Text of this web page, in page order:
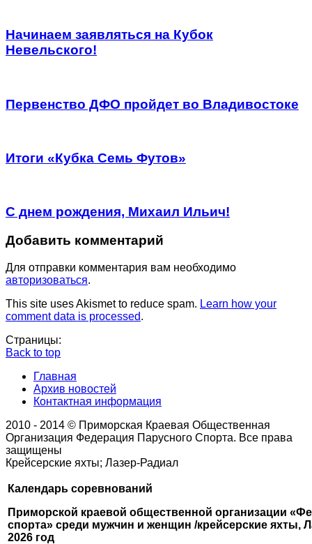
Начинаем заявляться на Кубок
Невельского!
Первенство ДФО пройдет во Владивостоке
Итоги «Кубка Семь Футов»
С днем рождения, Михаил Ильич!
Добавить комментарий
Для отправки комментария вам необходимо
авторизоваться.
This site uses Akismet to reduce spam. Learn how your
comment data is processed.
Страницы:
Back to top
Главная
Архив новостей
Контактная информация
2010 - 2014 © Приморская Краевая Общественная
Организация Федерация Парусного Спорта. Все права
защищены
Крейсерские яхты; Лазер-Радиал
Календарь соревнований
Приморской краевой общественной организации
спорта» среди мужчин и женщин /крейсерские яхты,
2026 год